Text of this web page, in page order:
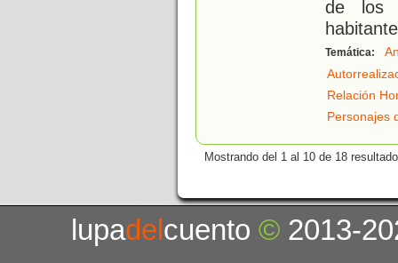
de los
Temática:
Relación
Personajes
Mostrando del 1 al 10 de 18
lupadelcuento© 2013-